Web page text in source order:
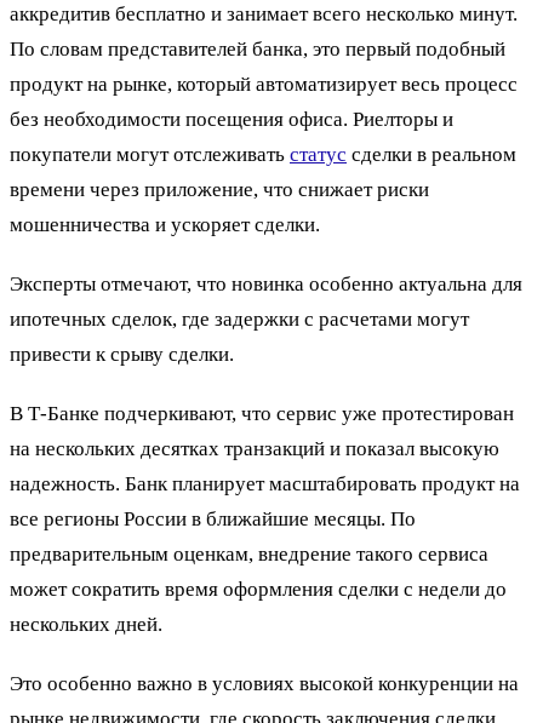
аккредитив бесплатно и занимает всего несколько минут.
По словам представителей банка, это первый подобный
продукт на рынке, который автоматизирует весь процесс
без необходимости посещения офиса. Риелторы и
покупатели могут отслеживать статус сделки в реальном
времени через приложение, что снижает риски
мошенничества и ускоряет сделки.
Эксперты отмечают, что новинка особенно актуальна для
ипотечных сделок, где задержки с расчетами могут
привести к срыву сделки.
В Т-Банке подчеркивают, что сервис уже протестирован
на нескольких десятках транзакций и показал высокую
надежность. Банк планирует масштабировать продукт на
все регионы России в ближайшие месяцы. По
предварительным оценкам, внедрение такого сервиса
может сократить время оформления сделки с недели до
нескольких дней.
Это особенно важно в условиях высокой конкуренции на
рынке недвижимости, где скорость заключения сделки